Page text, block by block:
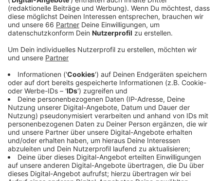
Anzeige
Den ganzen Tag über gibt es verschiedene
Fahrradrennen für Radprofis und Hobby-Radler. Unter
anderem werden die Düsseldorfer
Stadtmeisterschaften ausgetragen. Außerdem gibt es
die Finalläufe des Pétit Départ für Düsseldorfer
Schülerinnen und Schüler und für die Kleinsten gibt es
ein Laufrad-Wettrennen. Ein Highlight wird sicher auch
das Lastenradrennen, bei dem die Teilnehmerinnen und
Teilnehmer die Lastenräder be- und entladen müssen.
Neben den Radrennen gibt es auch ein Programm mit
Food-Trucks, Getränkeständen und Musik. Deshalb ist
die Kö für Autos voraussichtlich bis Mitternacht